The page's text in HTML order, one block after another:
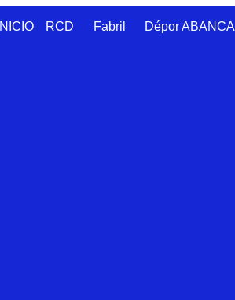
INICIO RCD Fabril Dépor ABANCA